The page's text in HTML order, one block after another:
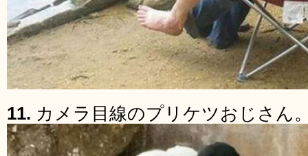
11. カメラ目線のプリケツおじさん